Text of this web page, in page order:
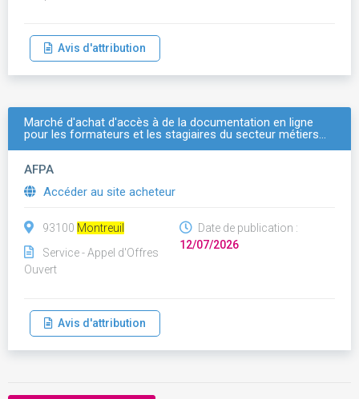
Avis d'attribution
Marché d'achat d'accès à de la documentation en ligne
pour les formateurs et les stagiaires du secteur métiers…
AFPA
Accéder au site acheteur
93100 Montreuil
Service - Appel d'Offres
Ouvert
Date de publication :
12/07/2026
Avis d'attribution